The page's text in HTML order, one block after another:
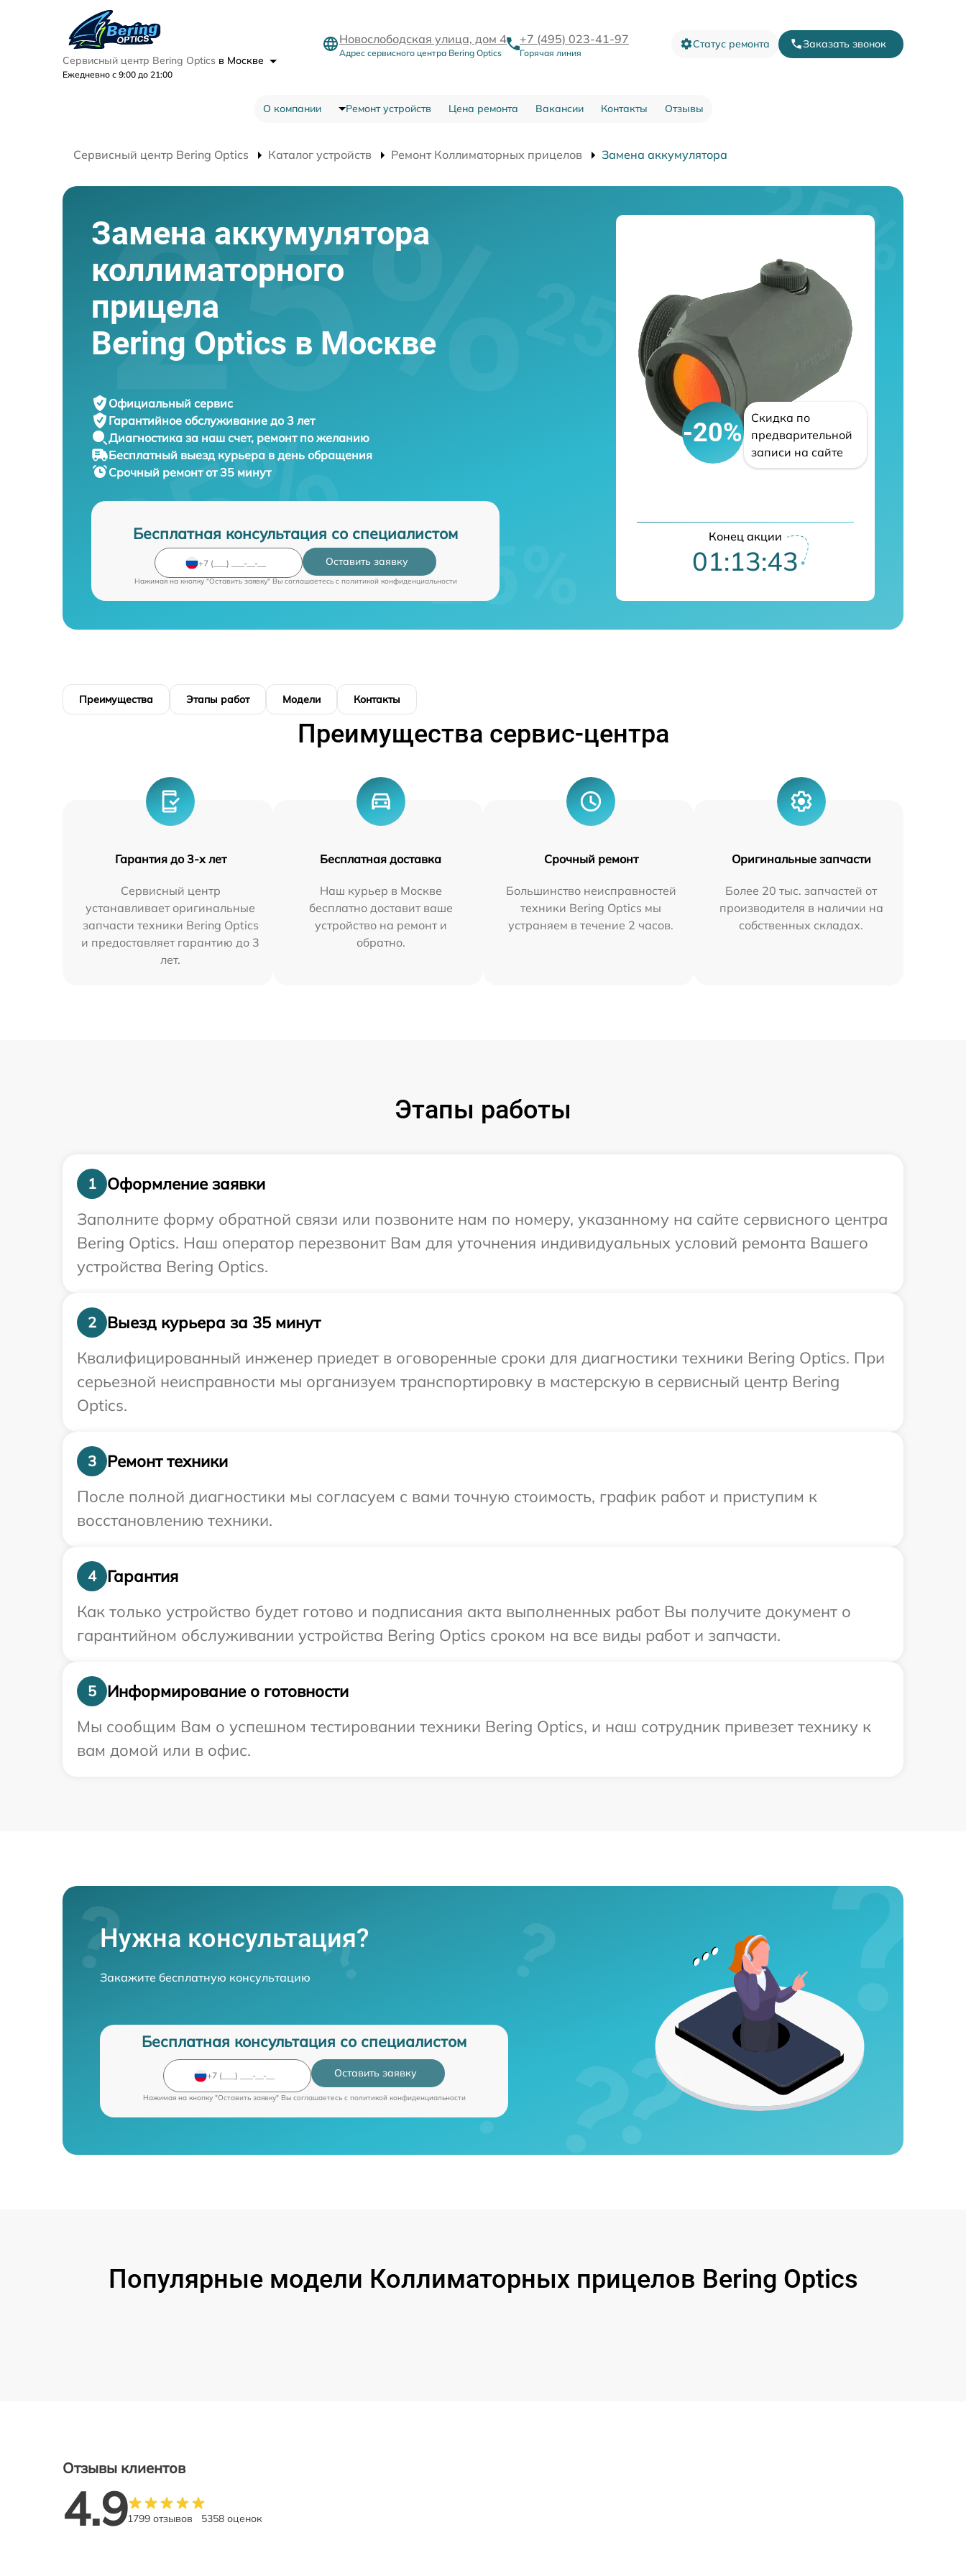
Сервисный центр Bering Optics в Москве
Ежедневно с 9:00 до 21:00
Новослободская улица, дом 4
Адрес сервисного центра Bering Optics
+7 (495) 023-41-97
Горячая линия
Статус ремонта Заказать звонок
О компании Ремонт устройств Цена ремонта Вакансии Контакты Отзывы
Сервисный центр Bering Optics Каталог устройств Ремонт Коллиматорных прицелов Замена аккумулятора
Замена аккумулятора
коллиматорного
прицела
Bering Optics в Москве
Официальный сервис
Гарантийное обслуживание до 3 лет
Диагностика за наш счет, ремонт по желанию
Бесплатный выезд курьера в день обращения
Срочный ремонтот 35 минут
Бесплатная консультация со специалистом
Оставить заявку
Нажимая на кнопку "Оставить заявку" Вы соглашаетесь c политикой конфиденциальности
-20%
Скидка по
предварительной
записи на сайте
Конец акции
01:13:42
Преимущества Этапы работ Модели Контакты
Преимущества сервис-центра
Гарантия до 3-х лет
Сервисный центр
устанавливает оригинальные
запчасти техники Bering Optics
и предоставляет гарантию до 3
лет.
Бесплатная доставка
Наш курьер в Москве
бесплатно доставит ваше
устройство на ремонт и
обратно.
Срочный ремонт
Большинство неисправностей
техники Bering Optics мы
устраняем в течение 2 часов.
Оригинальные запчасти
Более 20 тыс. запчастей от
производителя в наличии на
собственных складах.
Этапы работы
1
Оформление заявки
Заполните форму обратной связи или позвоните нам по номеру, указанному на сайте сервисного центра
Bering Optics. Наш оператор перезвонит Вам для уточнения индивидуальных условий ремонта Вашего
устройства Bering Optics.
2
Выезд курьера за 35 минут
Квалифицированный инженер приедет в оговоренные сроки для диагностики техники Bering Optics. При
серьезной неисправности мы организуем транспортировку в мастерскую в сервисный центр Bering
Optics.
3
Ремонт техники
После полной диагностики мы согласуем с вами точную стоимость, график работ и приступим к
восстановлению техники.
4
Гарантия
Как только устройство будет готово и подписания акта выполненных работ Вы получите документ о
гарантийном обслуживании устройства Bering Optics сроком на все виды работ и запчасти.
5
Информирование о готовности
Мы сообщим Вам о успешном тестировании техники Bering Optics, и наш сотрудник привезет технику к
вам домой или в офис.
Нужна консультация?
Закажите бесплатную консультацию
Бесплатная консультация со специалистом
Оставить заявку
Нажимая на кнопку "Оставить заявку" Вы соглашаетесь c политикой конфиденциальности
Популярные модели Коллиматорных прицелов Bering Optics
Отзывы клиентов
4.91799 отзывов 5358 оценок